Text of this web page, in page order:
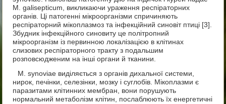
М. galisepticum, викликаючи ураження респіраторних
органів. Ці патогенні мікроорганізми спричиняють
респіраторний мікоплазмоз та інфекційний синовіт птиці [3].
Збудник інфекційного синовиту це політропний
мікроорганізм із первинною локалізацією в клітинах
слизових респіраторного тракту з подальшим
розповсюдженим на інші органи й тканини.
М. synoviae виділяється з органів дихальної системи,
нирок, печінки, селезінки, мозку і суглобів. Мікоплазми є
паразитами клітинних мембран, вони порушують
нормальний метаболізм клітин, послаблюють їх енергетичні